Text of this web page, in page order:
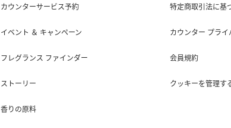
カウンターサービス予約
イベント ＆ キャンペーン
フレグランス ファインダー
ストーリー
香りの原料
特定商取引法に基
カウンター プラ
会員規約
クッキーを管理す